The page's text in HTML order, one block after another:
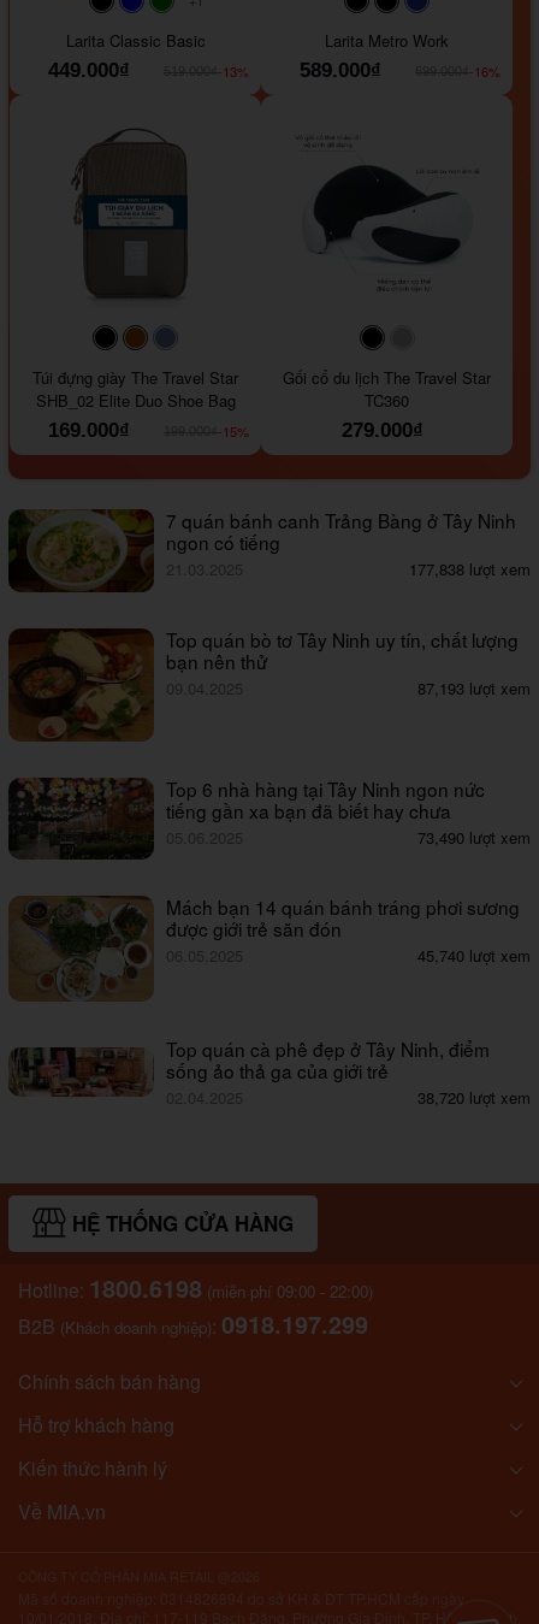
#faf0e6
#000000#0000FF#008000
Larita Classic Basic
449.000₫
-13%
#000000#000000
Larita Metro Work
589.000₫
-16%
#000000#964B00
Túi đựng giày The Travel Star
SHB_02 Elite Duo Shoe Bag
169.000₫
-15%
#000000
Gối cổ du lịch The Travel Star
TC360
279.000₫
7 quán bánh canh Trảng Bàng ở Tây Ninh
ngon có tiếng
21.03.2025 177,838 lượt xem
Top quán bò tơ Tây Ninh uy tín, chất lượng
bạn nên thử
09.04.2025 87,193 lượt xem
Top 6 nhà hàng tại Tây Ninh ngon nức
tiếng gần xa bạn đã biết hay chưa
05.06.2025 73,490 lượt xem
Mách bạn 14 quán bánh tráng phơi sương
được giới trẻ săn đón
06.05.2025 45,740 lượt xem
Top quán cà phê đẹp ở Tây Ninh, điểm
sống ảo thả ga của giới trẻ
02.04.2025 38,720 lượt xem
HỆ THỐNG CỬA HÀNG
Hotline: 1800.6198 (miễn phí 09:00 - 22:00)
B2B (Khách doanh nghiệp): 0918.197.299
Chính sách bán hàng
Hỗ trợ khách hàng
Kiến thức hành lý
Về MIA.vn
10/01/2018. Địa chỉ: 117-119 Bạch Đằng, Phường Gia Định, TP. Hồ Chí Minh,